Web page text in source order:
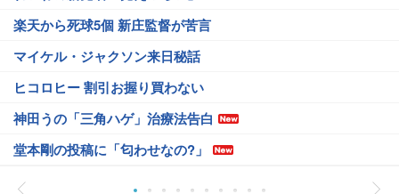
楽天から死球5個 新庄監督が苦言
マイケル・ジャクソン来日秘話
ヒコロヒー 割引お握り買わない
神田うの「三角ハゲ」治療法告白
堂本剛の投稿に「匂わせなの?」